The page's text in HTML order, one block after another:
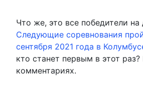
Что же, это все победители
Следующие соревнования
сентября 2021 года в
кто станет первым в этот
комментариях.